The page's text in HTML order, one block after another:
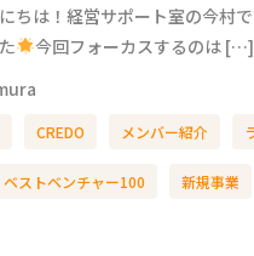
ちは！経営サポート室の今村
今回フォーカスするのは […]
CREDO メンバー紹介
ベストベンチャー100 新規事業